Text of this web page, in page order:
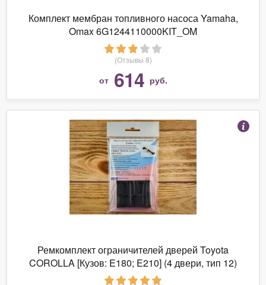
Комплект мембран топливного насоса Yamaha,
Omax 6G1244110000KIT_OM
(Отзывы 8)
от 614 руб.
Ремкомплект ограничителей дверей Toyota
COROLLA [Кузов: E180; E210] (4 двери, тип 12)
2012-2020